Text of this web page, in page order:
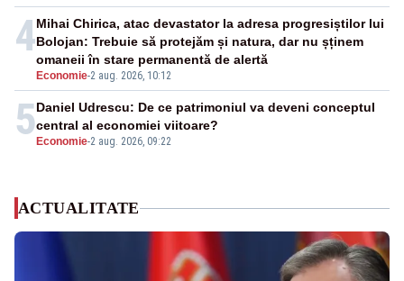
4
Economie-2 aug. 2026, 10:12
Mihai Chirica, atac devastator la adresa progresiștilor lui
Bolojan: Trebuie să protejăm și natura, dar nu șținem
omaneii în stare permanentă de alertă
5 Economie-2 aug. 2026, 09:22
Daniel Udrescu: De ce patrimoniul va deveni conceptul
central al economiei viitoare?
ACTUALITATE